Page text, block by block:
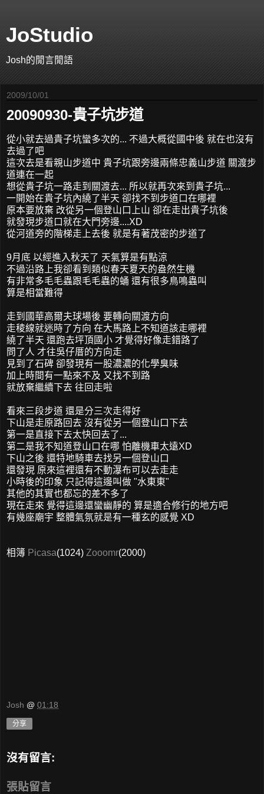
JoStudio
Josh的閒言閒語
2009/10/01
20090930-貴子坑步道
從小就去過貴子坑蠻多次的... 不過大概從國中後 就在也沒有
去過了吧
這次去是看親山步道中 貴子坑跟旁邊兩條忠義山步道 關渡步
道連在一起
想從貴子坑一路走到關渡去... 所以就再次來到貴子坑...
一開始在貴子坑內繞了半天 卻找不到步道口在哪裡
原本要放棄 改從另一個登山口上山 卻在走出貴子坑後
就發現步道口就在大門旁邊....XD
從河道旁的階梯走上去後 就是有著茂密的步道了
9月底 以經進入秋天了 天氣算是有點涼
不過沿路上我卻看到類似春天夏天的盎然生機
有非常多毛毛蟲跟毛毛蟲的蛹 還有很多鳥鳴蟲叫
算是相當難得
走到國華高爾夫球場後 要轉向關渡方向
走稜線就迷時了方向 在大馬路上不知道該走哪裡
繞了半天 還跑去坪頂國小 才覺得好像走錯路了
問了人 才往吳仔厝的方向走
見到了石碑 卻發現有一股濃濃的化學臭味
加上時間有一點來不及 又找不到路
就放棄繼續下去 往回走啦
看來三段步道 還是分三次走得好
下山是走原路回去 沒有從另一個登山口下去
第一是直接下去太快回去了...
第二是我不知道登山口在哪 怕離機車太遠XD
下山之後 還特地騎車去找另一個登山口
還發現 原來這裡還有不動瀑布可以去走走
小時後的印象 只記得這邊叫做 "水東東"
其他的其實也都忘的差不多了
現在走來 覺得這邊還蠻幽靜的 算是適合修行的地方吧
有幾座廟宇 整體氣氛就是有一種玄的感覺 XD
相簿 Picasa(1024) Zooomr(2000)
Josh @ 01:18
分享
沒有留言:
張貼留言